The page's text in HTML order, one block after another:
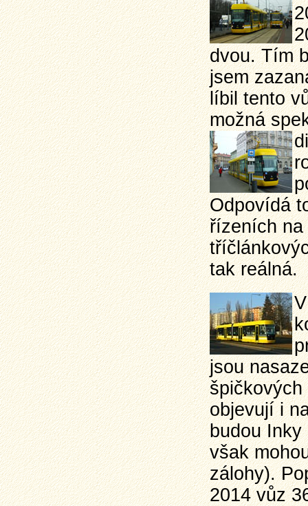
dvou. Tím
jsem
líbil tento
možná
Odpovídá
řízeních na
tak reálná.
jsou
špičkových
objevují i
budou
však
zálohy).
2014 vůz